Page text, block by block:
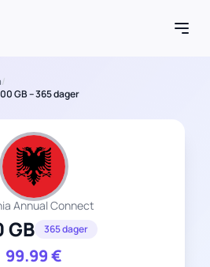
/
GB – 365 dager
Annual Connect
GB 365 dager
99.99€